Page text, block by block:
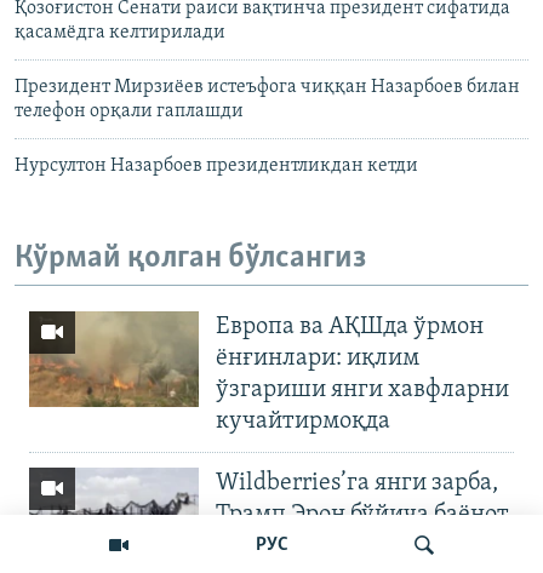
РУС
Қозоғистон Сенати раиси вақтинча президент сифатида
қасамёдга келтирилади
Президент Мирзиёев истеъфога чиққан Назарбоев билан
телефон орқали гаплашди
Нурсултон Назарбоев президентликдан кетди
Кўрмай қолган бўлсангиз
Европа ва АҚШда ўрмон
ёнғинлари: иқлим
ўзгариши янги хавфларни
кучайтирмоқда
Wildberries’га янги зарба,
Трамп Эрон бўйича баёнот
қилди